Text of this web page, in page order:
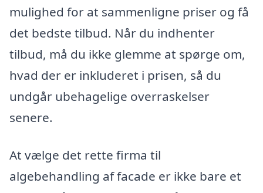
mulighed for at sammenligne priser og få
det bedste tilbud. Når du indhenter
tilbud, må du ikke glemme at spørge om,
hvad der er inkluderet i prisen, så du
undgår ubehagelige overraskelser
senere.
At vælge det rette firma til
algebehandling af facade er ikke bare et